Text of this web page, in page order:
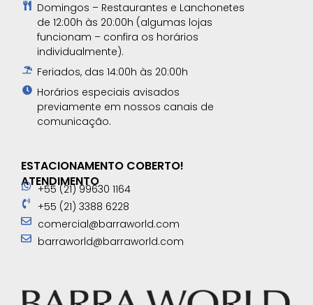
Domingos – Restaurantes e Lanchonetes
de 12:00h às 20:00h (algumas lojas
funcionam – confira os horários
individualmente).
Feriados, das 14:00h às 20:00h
Horários especiais avisados
previamente em nossos canais de
comunicação.​
ESTACIONAMENTO COBERTO!
ATENDIMENTO
+55 (21) 99630 1164
+55 (21) 3388 6228
comercial@barraworld.com
barraworld@barraworld.com